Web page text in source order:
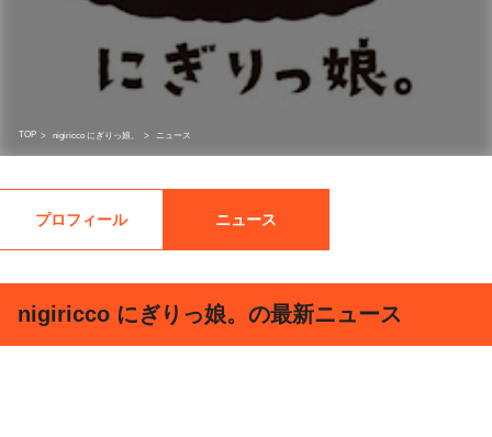
TOP > nigiricco にぎりっ娘。 > ニュース
プロフィール ニュース
nigiricco にぎりっ娘。の最新ニュース